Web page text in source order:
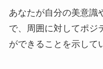
あなたが自分の美意識
で、周囲に対してポジ
ができることを示して